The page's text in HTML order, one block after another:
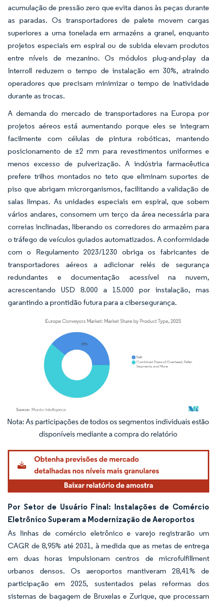
acumulação de pressão zero que evita danos às peças durante
as paradas. Os transportadores de palete movem cargas
superiores a uma tonelada em armazéns a granel, enquanto
projetos especiais em espiral ou de subida elevam produtos
entre níveis de mezanino. Os módulos plug-and-play da
Interroll reduzem o tempo de instalação em 30%, atraindo
operadores que precisam minimizar o tempo de inatividade
durante as trocas.
A demanda do mercado de transportadores na Europa por
projetos aéreos está aumentando porque eles se integram
facilmente com células de pintura robóticas, mantendo
posicionamento de ±2 mm para revestimentos uniformes e
menos excesso de pulverização. A indústria farmacêutica
prefere trilhos montados no teto que eliminam suportes de
piso que abrigam microrganismos, facilitando a validação de
salas limpas. As unidades especiais em espiral, que sobem
vários andares, consomem um terço da área necessária para
correias inclinadas, liberando os corredores do armazém para
o tráfego de veículos guiados automatizados. A conformidade
com o Regulamento 2023/1230 obriga os fabricantes de
transportadores aéreos a adicionar relés de segurança
redundantes e documentação acessível na nuvem,
acrescentando USD 8.000 a 15.000 por instalação, mas
garantindo a prontidão futura para a cibersegurança.
Imagem © Mordor Intelligence. O reuso requer atribuição conforme CC BY 4.0.
Por Setor de Usuário Final: Instalações de Comércio
Eletrônico Superam a Modernização de Aeroportos
As linhas de comércio eletrônico e varejo registrarão um
CAGR de 8,95% até 2031, à medida que as metas de entrega
em duas horas impulsionam centros de microfulfillment
urbanos densos. Os aeroportos mantiveram 28,41% de
participação em 2025, sustentados pelas reformas dos
sistemas de bagagem de Bruxelas e Zurique, que processam